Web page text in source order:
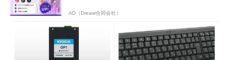
AD（Dreaw合同会社）